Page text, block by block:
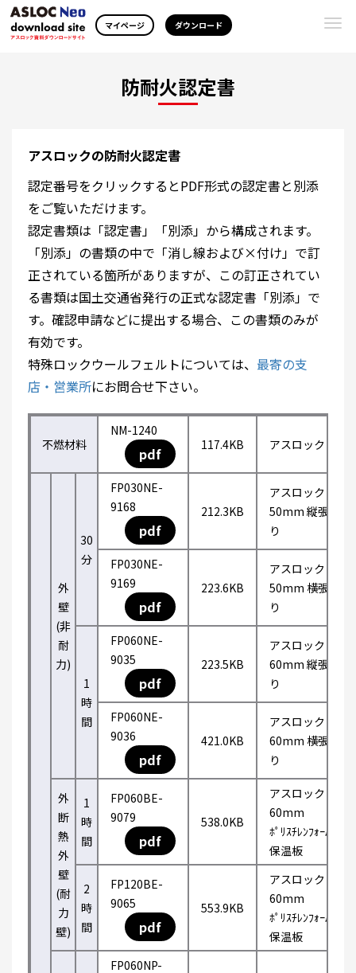
マイページ ダウンロード
防耐火認定書
アスロックの防耐火認定書
認定番号をクリックするとPDF形式の認定書と別添
をご覧いただけます。
認定書類は「認定書」「別添」から構成されます。
「別添」の書類の中で「消し線および×付け」で訂
正されている箇所がありますが、この訂正されてい
る書類は国土交通省発行の正式な認定書「別添」で
す。確認申請などに提出する場合、この書類のみが
有効です。
特殊ロックウールフェルトについては、 最寄の支
店・営業所にお問合せ下さい。
不燃材料
NM-1240
pdf 117.4KB アスロック
外
壁
(非
耐
力)
30
分
FP030NE-
9168
pdf
212.3KB
アスロック
50mm 縦張
り
FP030NE-
9169
pdf
223.6KB
アスロック
50mm 横張
り
1
時
間
FP060NE-
9035
pdf
223.5KB
アスロック
60mm 縦張
り
FP060NE-
9036
pdf
421.0KB
アスロック
60mm 横張
り
外
断
熱
外
壁
(耐
力
壁)
1
時
間
FP060BE-
9079
pdf
538.0KB
アスロック
60mm
ﾎﾟﾘｽﾁﾚﾝﾌｫｰﾑ
保温板
2
時
間
FP120BE-
9065
pdf
553.9KB
アスロック
60mm
ﾎﾟﾘｽﾁﾚﾝﾌｫｰﾑ
保温板
FP060NP-